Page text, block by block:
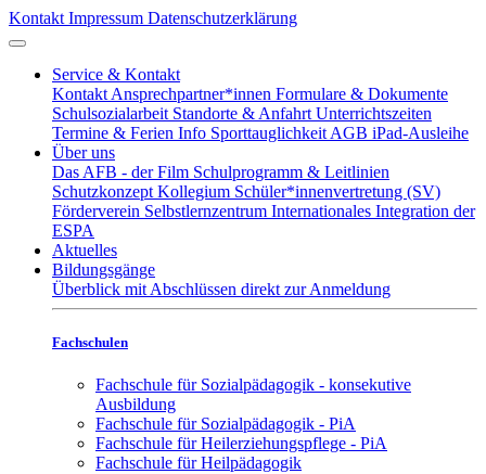
Kontakt Impressum Datenschutzerklärung
Service & Kontakt
Kontakt Ansprechpartner*innen Formulare & Dokumente
Schulsozialarbeit Standorte & Anfahrt Unterrichtszeiten
Termine & Ferien Info Sporttauglichkeit AGB iPad-Ausleihe
Über uns
Das AFB - der Film Schulprogramm & Leitlinien
Schutzkonzept Kollegium Schüler*innenvertretung (SV)
Förderverein Selbstlernzentrum Internationales Integration der
ESPA
Aktuelles
Bildungsgänge
Überblick mit Abschlüssen direkt zur Anmeldung
Fachschulen
Fachschule für Sozialpädagogik - konsekutive
Ausbildung
Fachschule für Sozialpädagogik - PiA
Fachschule für Heilerziehungspflege - PiA
Fachschule für Heilpädagogik